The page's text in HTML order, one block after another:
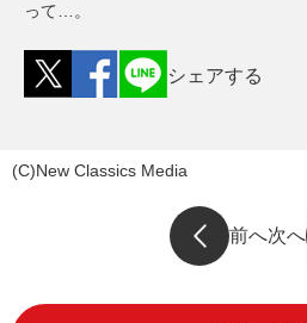
って…。
シェアする
(C)New Classics Media
前へ次へ